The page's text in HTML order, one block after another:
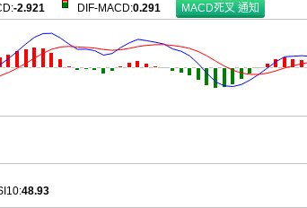
:-2.921 DIF-MACD:0.291
:48.93